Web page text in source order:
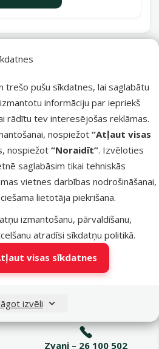
trešo pušu sīkdatnes, lai saglabātu
informāciju par iepriekš
rādītu tev interesējošas reklāmas.
nospiežot “Atļaut visas
nospiežot “Noraidīt”. Izvēloties
saglabāsim tikai tehniskās
vietnes darbības nodrošināšanai,
lietotāja piekrišana.
izmantošanu, pārvaldīšanu,
atradīsi sīkdatņu politikā.
visas sīkdatnes
izvēli
otrdien
otrdien
otrdien
otrdien
Zvani – 26 100 502